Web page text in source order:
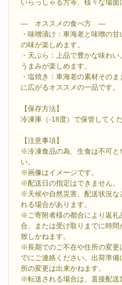
いらっしゃる方等、様々な場面
― オススメの食べ方 ―
・味噌漬け：車海老と味噌の
の味が楽しめます。
・天ぷら：上品で豊かな味わ
うまみが楽しめます。
・塩焼き：車海老の素材その
に広がるオススメの一品です。
【保存方法】
冷凍庫（-18度）で保管してくだ
【注意事項】
※冷凍食品の為、生食は不可と
い。
※画像はイメージです。
※配送日の指定はできません。
※天候や自然災害、配送状況な
れる場合があります。
※ご寄附者様の都合により返礼
合、または受け取りまでに時
致しかねます。
※長期でのご不在や住所の変更
でにご連絡ください。出荷準
所の変更は出来かねます。
※転送される場合は、直接配送